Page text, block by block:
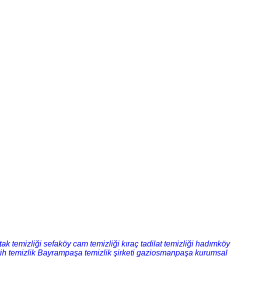
temizliği sefaköy cam temizliği kıraç tadilat temizliği hadımköy
temizlik Bayrampaşa temizlik şirketi gaziosmanpaşa kurumsal